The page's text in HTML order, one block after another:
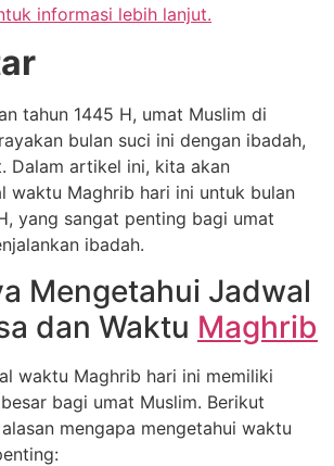
informasi lebih lanjut.
tahun 1445 H, umat Muslim di
bulan suci ini dengan ibadah,
Dalam artikel ini, kita akan
waktu Maghrib hari ini untuk bulan
yang sangat penting bagi umat
ibadah.
Mengetahui Jadwal
dan Waktu Maghrib
waktu Maghrib hari ini memiliki
bagi umat Muslim. Berikut
mengapa mengetahui waktu